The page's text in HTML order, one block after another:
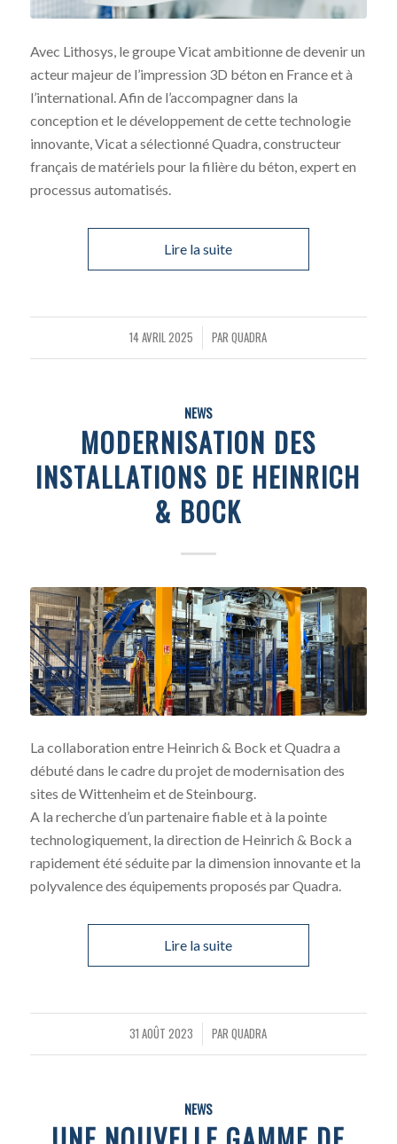
Avec Lithosys, le groupe Vicat ambitionne de devenir un
acteur majeur de l’impression 3D béton en France et à
l’international. Afin de l’accompagner dans la
conception et le développement de cette technologie
innovante, Vicat a sélectionné Quadra, constructeur
français de matériels pour la filière du béton, expert en
processus automatisés.
Lire la suite
14 AVRIL 2025
/ PARQUADRA
NEWS
MODERNISATION DES
INSTALLATIONS DE HEINRICH
& BOCK
La collaboration entre Heinrich & Bock et Quadra a
débuté dans le cadre du projet de modernisation des
sites de Wittenheim et de Steinbourg.
A la recherche d’un partenaire fiable et à la pointe
technologiquement, la direction de Heinrich & Bock a
rapidement été séduite par la dimension innovante et la
polyvalence des équipements proposés par Quadra.
Lire la suite
31 AOÛT 2023
/ PARQUADRA
NEWS